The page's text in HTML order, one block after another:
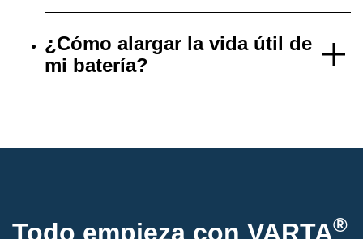
¿Cómo alargar la vida útil de
mi batería?
Todo empieza con VARTA®